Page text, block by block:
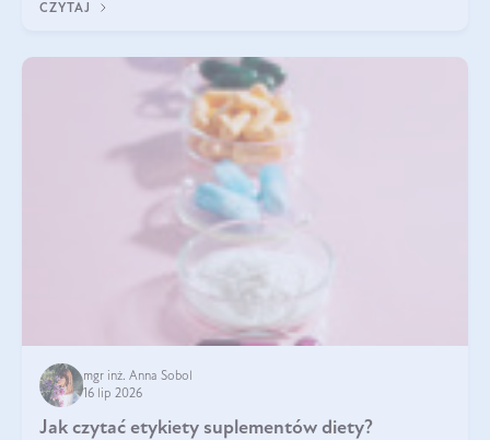
bariera hydrolipidowa.
CZYTAJ
mgr inż. Anna Sobol
16 lip 2026
Jak czytać etykiety suplementów diety?